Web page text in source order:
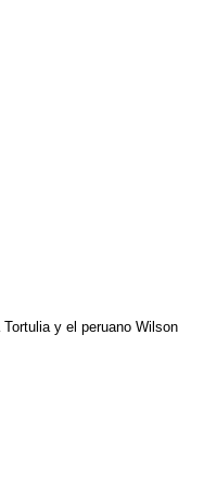
y el peruano Wilson